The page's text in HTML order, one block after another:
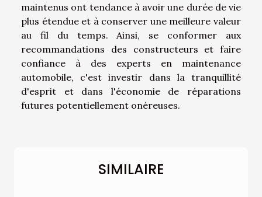
maintenus ont tendance à avoir une durée de vie
plus étendue et à conserver une meilleure valeur
au fil du temps. Ainsi, se conformer aux
recommandations des constructeurs et faire
confiance à des experts en maintenance
automobile, c'est investir dans la tranquillité
d'esprit et dans l'économie de réparations
futures potentiellement onéreuses.
SIMILAIRE